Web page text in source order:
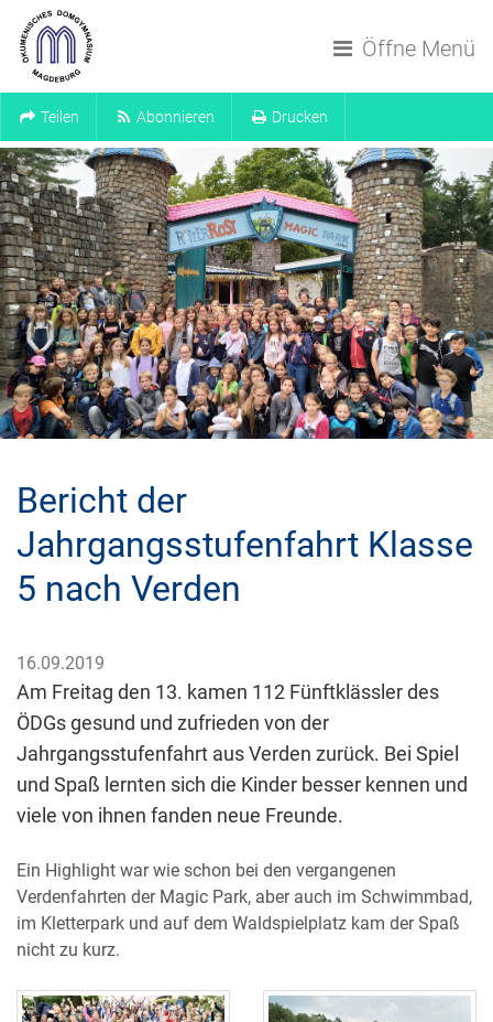
Öffne Menü
Teilen Abonnieren Drucken
Bericht der
Jahrgangsstufenfahrt Klasse
5 nach Verden
16.09.2019
Am Freitag den 13. kamen 112 Fünftklässler des
ÖDGs gesund und zufrieden von der
Jahrgangsstufenfahrt aus Verden zurück. Bei Spiel
und Spaß lernten sich die Kinder besser kennen und
viele von ihnen fanden neue Freunde.
Ein Highlight war wie schon bei den vergangenen
Verdenfahrten der Magic Park, aber auch im Schwimmbad,
im Kletterpark und auf dem Waldspielplatz kam der Spaß
nicht zu kurz.